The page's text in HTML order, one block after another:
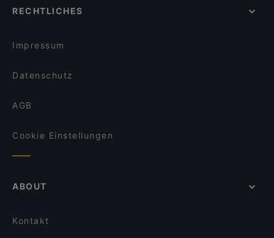
RECHTLICHES
Impressum
Datenschutz
AGB
Cookie Einstellungen
ABOUT
Kontakt